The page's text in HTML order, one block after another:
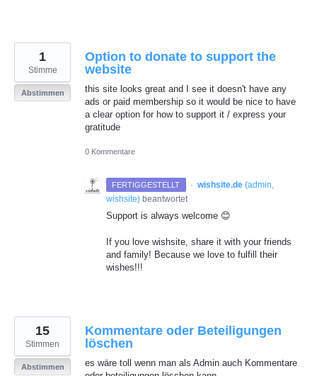
Option to donate to support the
website
this site looks great and I see it doesn't have any
ads or paid membership so it would be nice to have
a clear option for how to support it / express your
gratitude
1
Stimme
Abstimmen
0 Kommentare
FERTIGGESTELLT · wishsite.de (admin,
wishsite) beantwortet
Support is always welcome 😊
If you love wishsite, share it with your friends
and family! Because we love to fulfill their
wishes!!!
Kommentare oder Beteiligungen
löschen
es wäre toll wenn man als Admin auch Kommentare
15
Stimmen
Abstimmen